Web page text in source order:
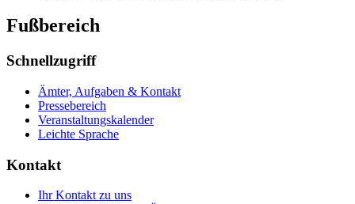
Fußbereich
Schnellzugriff
Ämter, Aufgaben & Kontakt
Pressebereich
Veranstaltungskalender
Leichte Sprache
Kontakt
Ihr Kontakt zu uns